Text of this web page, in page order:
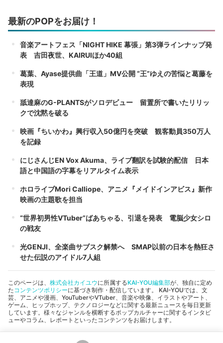
最新のPOPをお届け！
音楽アートフェス「NIGHT HIKE 幕張」第3弾ラインナップ発
表 吉田夜世、KAIRUIほか40組
葛葉、Ayase提供曲「王道」MV公開 “王”ゆえの苦悩と葛藤を
表現
舐達麻のG-PLANTSがソロデビュー 留置所で書いたリリッ
クで沈黙を破る
映画『ちいかわ』興行収入50億円を突破 観客動員350万人
を記録
にじさんじEN Vox Akuma、ライブ翻訳を試験的配信 日本
語と中国語の字幕をリアルタイム表示
ホロライブMori Calliope、アニメ『メイドインアビス』新作
映画の主題歌を担当
“世界初男性VTuber”ばあちゃる、引退を発表 電脳少女シロ
の戦友
光GENJI、全楽曲サブスク解禁へ SMAP以前の日本を熱狂さ
せた伝説のアイドル7人組
このページは、 株式会社カイユウに所属するKAI-YOU編集部が、独自に定め
た コンテンツポリシーに基づき制作・配信しています。 KAI-YOUでは、文
芸、アニメや漫画、YouTuberやVTuber、音楽や映像、イラストやアート、
ゲーム、ヒップホップ、テクノロジーなどに関する最新ニュースを毎日更新
しています。様々なジャンルを横断するポップカルチャーに関するインタビ
ューやコラム、レポートといったコンテンツをお届けします。